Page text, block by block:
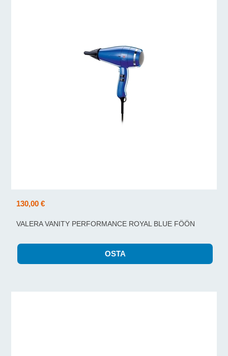
130,00 €
VALERA VANITY PERFORMANCE ROYAL BLUE FÖÖN